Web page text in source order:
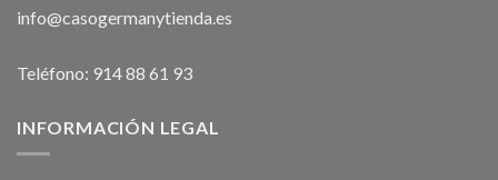
info@casogermanytienda.es
Teléfono: 914 88 61 93
INFORMACIÓN LEGAL